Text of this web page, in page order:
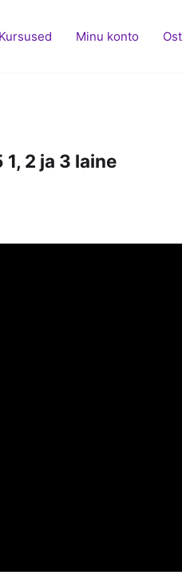
Kursused Minu konto
2 ja 3 laine